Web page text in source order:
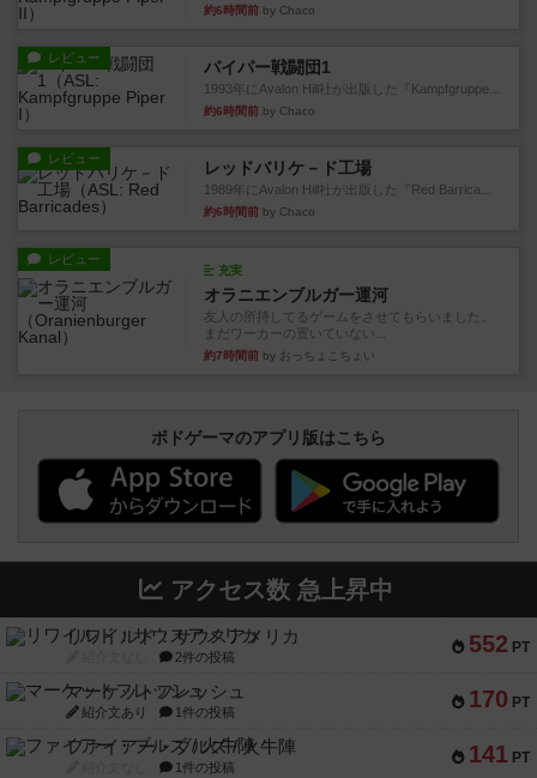
約6時間前 by Chaco
レビュー パイパー戦闘団1
1993年にAvalon Hill社が出版した『Kampfgruppe...
約6時間前 by Chaco
レビュー レッドバリケ－ド工場
1989年にAvalon Hill社が出版した『Red Barrica...
約6時間前 by Chaco
レビュー
充実
オラニエンブルガー運河
友人の所持してるゲームをさせてもらいました。
まだワーカーの置いていない...
約7時間前 by おっちょこちょい
ボドゲーマのアプリ版はこちら
アクセス数 急上昇中
552 PT
リワイルド：サウスアメリカ
2件の投稿
170 PT
マーケットフレッシュ
紹介文あり 1件の投稿
141 PT
ファイアー・ブルズ / 火牛陣
1件の投稿